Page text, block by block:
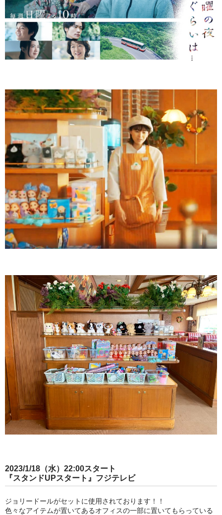
RED
WHITE
PURPLE
ORANGE
SALMON PINK
ABOUT
CONTACT
2023/1/18（水）22:00スタート
『スタンドUPスタート』フジテレビ
ジョリードールがセットに使用されております！！
色々なアイテムが置いてあるオフィスの一部に置いてもらっている